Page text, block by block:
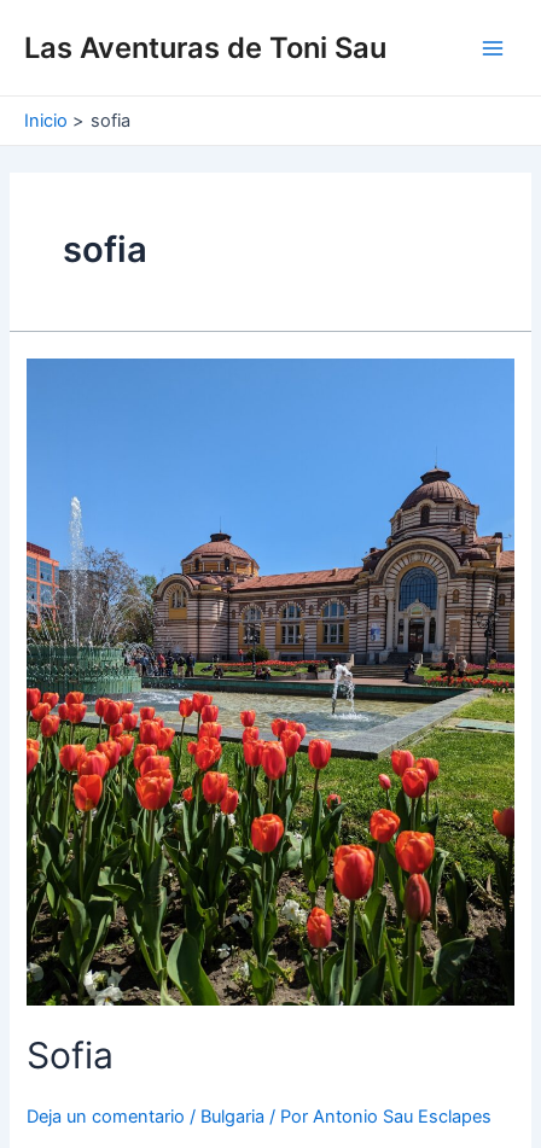
Las Aventuras de Toni Sau
Inicio sofia
sofia
Sofia
Deja un comentario / Bulgaria / PorAntonio Sau Esclapes